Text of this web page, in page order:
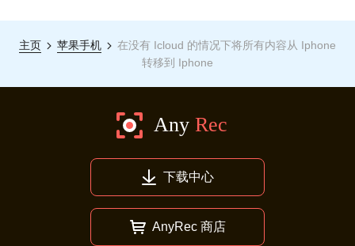
主页 苹果手机
在没有 Icloud 的情况下将所有内容从 Iphone
转移到 Iphone
下载中心
AnyRec 商店